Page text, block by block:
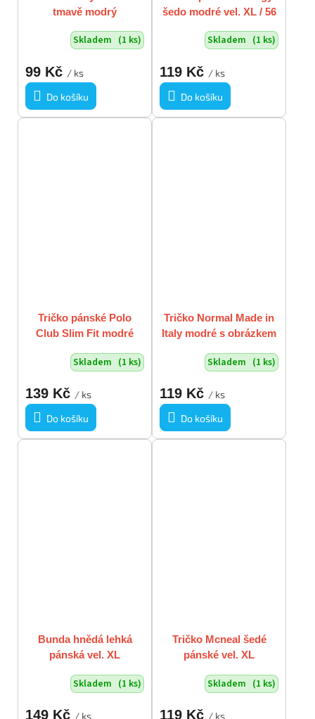
tmavě modrý
Skladem (1 ks)
99 Kč / ks
Do košíku
šedo modré vel. XL / 56
Skladem (1 ks)
119 Kč / ks
Do košíku
Tričko pánské Polo
Club Slim Fit modré
Skladem (1 ks)
139 Kč / ks
Do košíku
Tričko Normal Made in
Italy modré s obrázkem
Skladem (1 ks)
119 Kč / ks
Do košíku
Bunda hnědá lehká
pánská vel. XL
Skladem (1 ks)
149 Kč / ks
Tričko Mcneal šedé
pánské vel. XL
Skladem (1 ks)
119 Kč / ks